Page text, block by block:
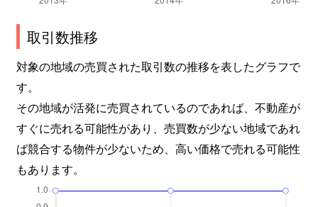
取引数推移
対象の地域の売買された取引数の推移を表したグラフで
す。
その地域が活発に売買されているのであれば、不動産が
すぐに売れる可能性があり、売買数が少ない地域であれ
ば競合する物件が少ないため、高い価格で売れる可能性
もあります。